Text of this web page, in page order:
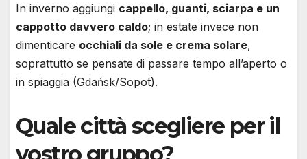
In inverno aggiungi cappello, guanti, sciarpa e un
cappotto davvero caldo; in estate invece non
dimenticare occhiali da sole e crema solare,
soprattutto se pensate di passare tempo all’aperto o
in spiaggia (Gdańsk/Sopot).
Quale città scegliere per il